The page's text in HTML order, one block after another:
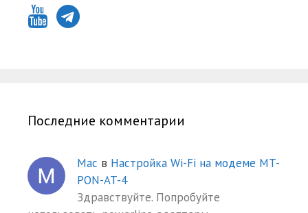
Последние комментарии
Mac в Настройка Wi-Fi на модеме MT-
PON-AT-4
Здравствуйте. Попробуйте